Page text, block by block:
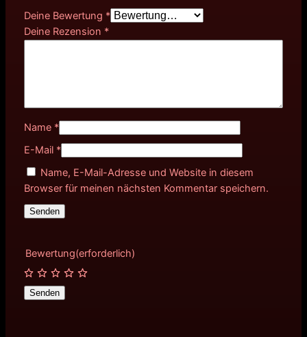
Deine Bewertung *
Deine Rezension *
Name *
E-Mail *
Name, E-Mail-Adresse und Website in diesem
Browser für meinen nächsten Kommentar speichern.
Bewertung(erforderlich)
Senden